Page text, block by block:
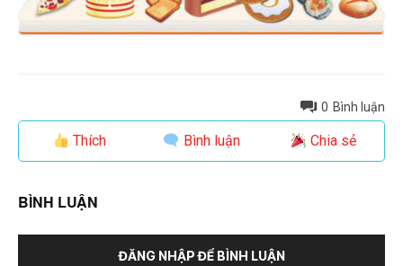
0 Bình luận
Thích Bình luận Chia sẻ
BÌNH LUẬN
ĐĂNG NHẬP ĐỂ BÌNH LUẬN